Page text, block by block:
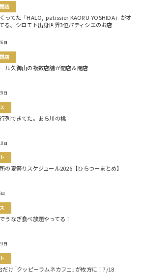
店
ってた「HALO, patissier KAORU YOSHIDA」がオ
る。シロモト出身世界3位パティシエのお店
日
店
ル久御山の複数店舗が開店＆閉店
日
列できてた。あら川の桃
日
の夏祭りスケジュール2026【ひらつーまとめ】
うなぎ食べ放題やってる！
日
だけ｢クッピーラムネカフェ｣が枚方に！7/18